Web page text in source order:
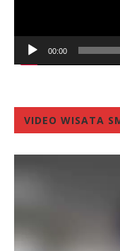
00:00
VIDEO WISATA